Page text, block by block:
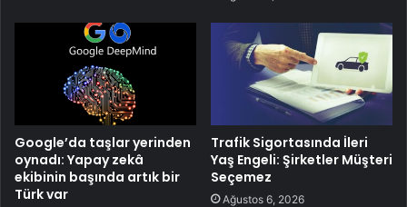
Google’da taşlar yerinden
oynadı: Yapay zekâ
ekibinin başında artık bir
Türk var
Trafik Sigortasında İleri
Yaş Engeli: Şirketler Müşteri
Seçemez
Ağustos 6, 2026